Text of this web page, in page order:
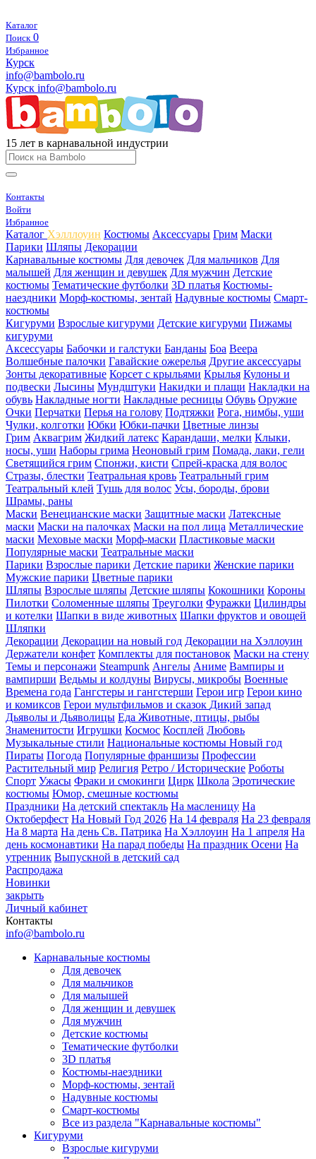
Каталог
Поиск 0
Избранное
Курск
info@bambolo.ru
Курск info@bambolo.ru
15 лет в карнавальной индустрии
Контакты
Войти
Избранное
Каталог Хэлллоуин Костюмы Аксессуары Грим Маски
Парики Шляпы Декорации
Карнавальные костюмы Для девочек Для мальчиков Для
малышей Для женщин и девушек Для мужчин Детские
костюмы Тематические футболки 3D платья Костюмы-
наездники Морф-костюмы, зентай Надувные костюмы Смарт-
костюмы
Кигуруми Взрослые кигуруми Детские кигуруми Пижамы
кигуруми
Аксессуары Бабочки и галстуки Банданы Боа Веера
Волшебные палочки Гавайские ожерелья Другие аксессуары
Зонты декоративные Корсет с крыльями Крылья Кулоны и
подвески Лысины Мундштуки Накидки и плащи Накладки на
обувь Накладные ногти Накладные ресницы Обувь Оружие
Очки Перчатки Перья на голову Подтяжки Рога, нимбы, уши
Чулки, колготки Юбки Юбки-пачки Цветные линзы
Грим Аквагрим Жидкий латекс Карандаши, мелки Клыки,
носы, уши Наборы грима Неоновый грим Помада, лаки, гели
Светящийся грим Спонжи, кисти Спрей-краска для волос
Стразы, блестки Театральная кровь Театральный грим
Театральный клей Тушь для волос Усы, бороды, брови
Шрамы, раны
Маски Венецианские маски Защитные маски Латексные
маски Маски на палочках Маски на пол лица Металлические
маски Меховые маски Морф-маски Пластиковые маски
Популярные маски Театральные маски
Парики Взрослые парики Детские парики Женские парики
Мужские парики Цветные парики
Шляпы Взрослые шляпы Детские шляпы Кокошники Короны
Пилотки Соломенные шляпы Треуголки Фуражки Цилиндры
и котелки Шапки в виде животных Шапки фруктов и овощей
Шляпки
Декорации Декорации на новый год Декорации на Хэллоуин
Держатели конфет Комплекты для постановок Маски на стену
Темы и персонажи Steampunk Ангелы Аниме Вампиры и
вампирши Ведьмы и колдуны Вирусы, микробы Военные
Времена года Гангстеры и гангстерши Герои игр Герои кино
и комиксов Герои мультфильмов и сказок Дикий запад
Дьяволы и Дьяволицы Еда Животные, птицы, рыбы
Знаменитости Игрушки Космос Косплей Любовь
Музыкальные стили Национальные костюмы Новый год
Пираты Погода Популярные франшизы Профессии
Растительный мир Религия Ретро / Исторические Роботы
Спорт Ужасы Фраки и смокинги Цирк Школа Эротические
костюмы Юмор, смешные костюмы
Праздники На детский спектакль На масленицу На
Октоберфест На Новый Год 2026 На 14 февраля На 23 февраля
На 8 марта На день Св. Патрика На Хэллоуин На 1 апреля На
день космонавтики На парад победы На праздник Осени На
утренник Выпускной в детский сад
Распродажа
Новинки
закрыть
Личный кабинет
Контакты
info@bambolo.ru
Карнавальные костюмы
Для девочек
Для мальчиков
Для малышей
Для женщин и девушек
Для мужчин
Детские костюмы
Тематические футболки
3D платья
Костюмы-наездники
Морф-костюмы, зентай
Надувные костюмы
Смарт-костюмы
Все из раздела "Карнавальные костюмы"
Кигуруми
Взрослые кигуруми